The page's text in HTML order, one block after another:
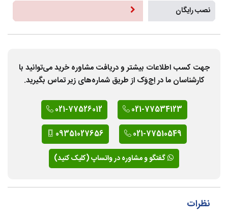
نصب رایگان
جهت کسب اطلاعات بیشتر و دریافت مشاوره خرید می‌توانید با
کارشناسان ما در اِچ‌وَک از طریق شماره‌های زیر تماس بگیرید.
021-77534123
021-77526012
021-77510549
09351027656
گفتگو و مشاوره در واتساپ (کلیک کنید)
نظرات